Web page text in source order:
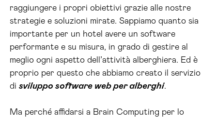
raggiungere i propri obiettivi grazie alle nostre
strategie e soluzioni mirate. Sappiamo quanto sia
importante per un hotel avere un software
performante e su misura, in grado di gestire al
meglio ogni aspetto dell’attività alberghiera. Ed è
proprio per questo che abbiamo creato il servizio
di sviluppo software web per alberghi.
Ma perché affidarsi a Brain Computing per lo